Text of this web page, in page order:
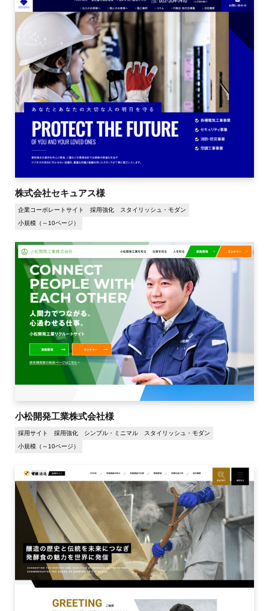
株式会社セキュアス様
企業コーポレートサイト 採用強化
スタイリッシュ・モダン
小規模（～10ページ）
小松開発工業株式会社様
採用サイト 採用強化 シンプル・ミニマル
スタイリッシュ・モダン
小規模（～10ページ）